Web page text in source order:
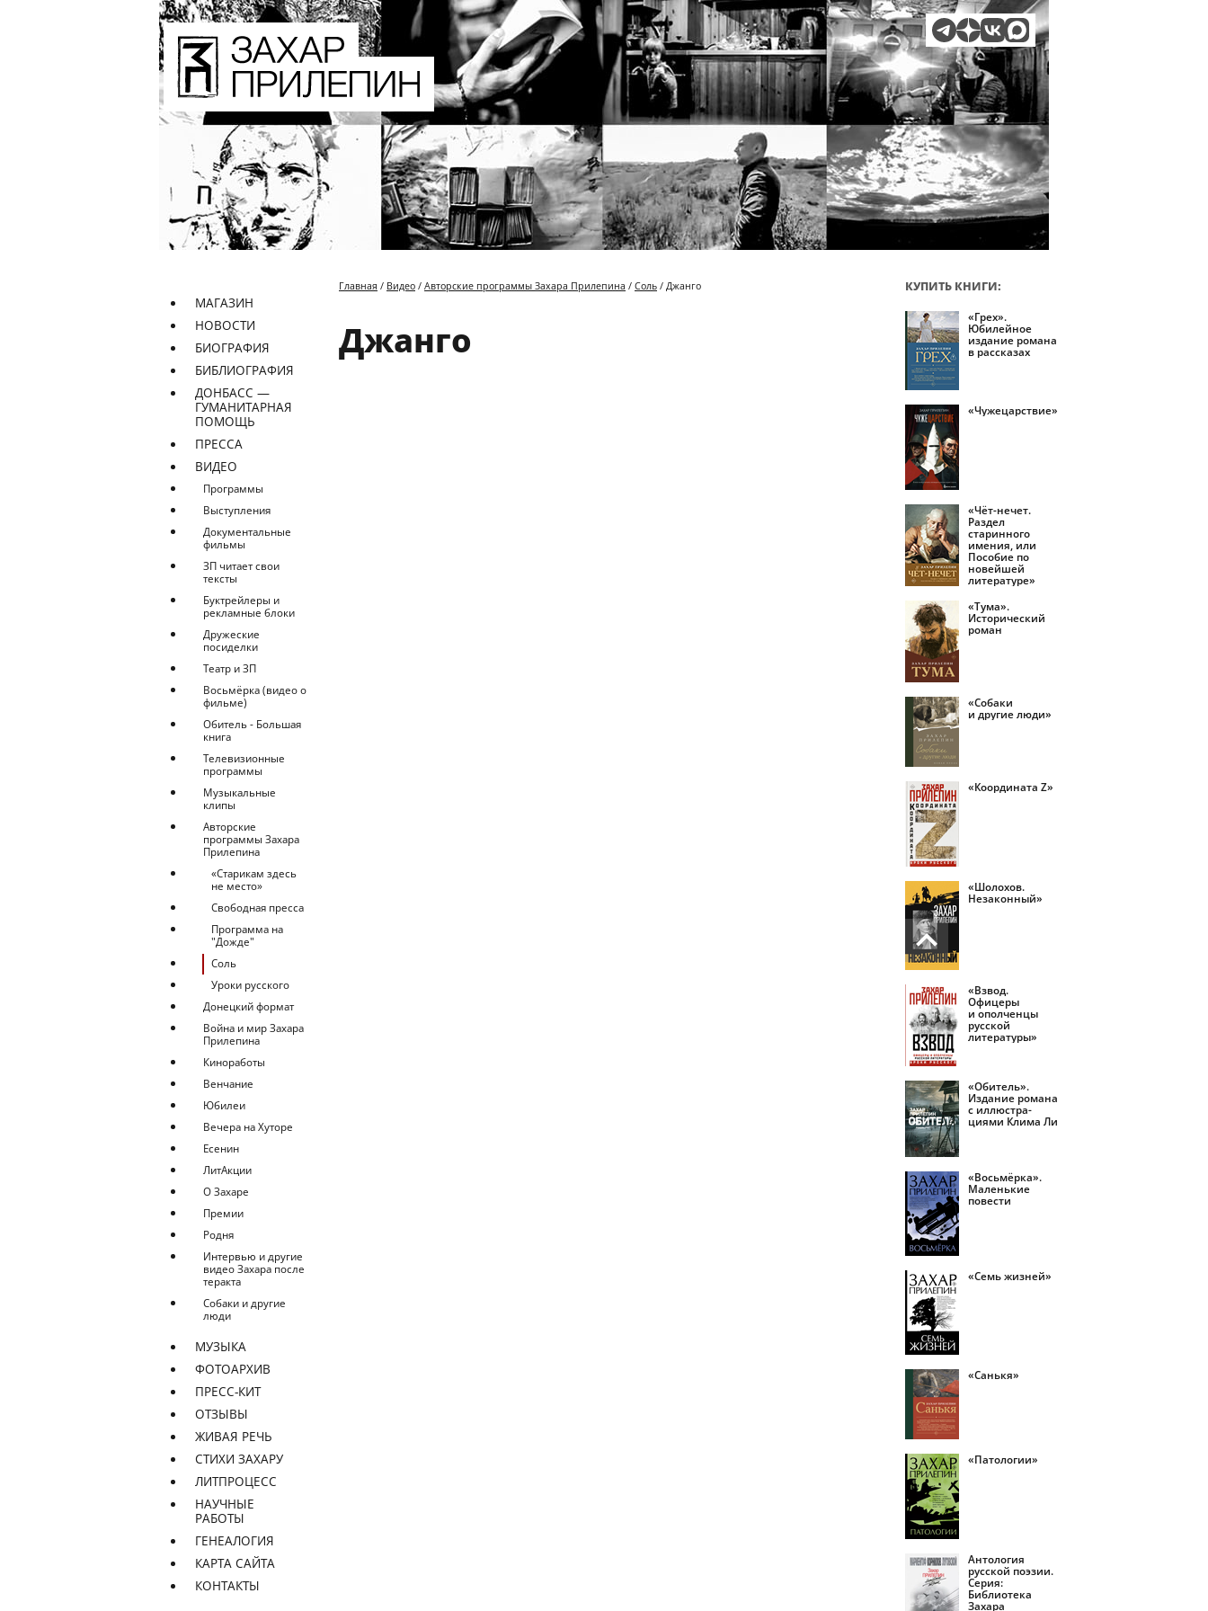
МАГАЗИН
НОВОСТИ
БИОГРАФИЯ
БИБЛИОГРАФИЯ
ДОНБАСС —
ГУМАНИТАРНАЯ
ПОМОЩЬ
ПРЕССА
ВИДЕО
Программы
Выступления
Документальные
фильмы
ЗП читает свои
тексты
Буктрейлеры и
рекламные блоки
Дружеские
посиделки
Театр и ЗП
Восьмёрка (видео о
фильме)
Обитель - Большая
книга
Телевизионные
программы
Музыкальные
клипы
Авторские
программы Захара
Прилепина
«Старикам здесь
не место»
Свободная пресса
Программа на
"Дожде"
Соль
Уроки русского
Донецкий формат
Война и мир Захара
Прилепина
Киноработы
Венчание
Юбилеи
Вечера на Хуторе
Есенин
ЛитАкции
О Захаре
Премии
Родня
Интервью и другие
видео Захара после
теракта
Собаки и другие
люди
МУЗЫКА
ФОТОАРХИВ
ПРЕСС-КИТ
ОТЗЫВЫ
ЖИВАЯ РЕЧЬ
СТИХИ ЗАХАРУ
ЛИТПРОЦЕСС
НАУЧНЫЕ
РАБОТЫ
ГЕНЕАЛОГИЯ
КАРТА САЙТА
КОНТАКТЫ
Главная / Видео / Авторские программы Захара Прилепина / Соль / Джанго
Джанго
КУПИТЬ КНИГИ:
«Грех».
Юбилейное
издание романа
в рассказах
«Чужецарствие»
«Чёт-нечет.
Раздел
старинного
имения, или
Пособие по
новейшей
литературе»
«Тума».
Исторический
роман
«Собаки
и другие люди»
«Координата Z»
«Шолохов.
Незаконный»
«Взвод.
Офицеры
и ополченцы
русской
литературы»
«Обитель».
Издание романа
с иллюстра­
циями Клима Ли
«Восьмёрка».
Маленькие
повести
«Семь жизней»
«Санькя»
«Патологии»
Антология
русской поэзии.
Серия:
Библиотека
Захара